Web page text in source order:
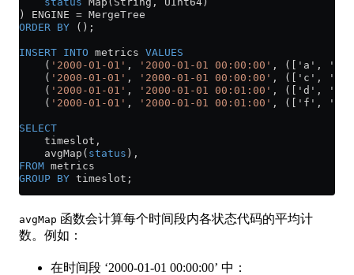
) ENGINE = MergeTree
ORDER BY ();
INSERT INTO metrics VALUES
    (
'2000-01-01' , '2000-01-01 00:00:00' , (['a', 'b',
    (
'2000-01-01' , '2000-01-01 00:00:00' , (['c', 'd',
    (
'2000-01-01' , '2000-01-01 00:01:00' , (['d', 'e',
    (
'2000-01-01' , '2000-01-01 00:01:00' , (['f', 'g',
SELECT
    timeslot,
    avgMap(
status ),
FROM metrics
GROUP BY timeslot;
avgMap 函数会计算每个时间段内各状态代码的平均计
数。例如：
在时间段 ‘2000-01-01 00:00:00’ 中：